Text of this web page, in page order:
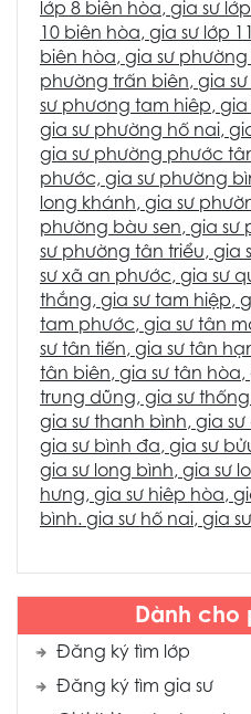
Dành cho
Đăng ký tìm lớp
Đăng ký tìm gia sư
lớp 8 biên hòa, gia sư
10 biên hòa, gia sư lớp
biên hòa, gia sư
phường trấn biên, gia
sư phương tam hiêp, gia
gia sư phường hố nai,
gia sư phường phước
phước, gia sư phường
long khánh, gia sư
phường bàu sen, gia sư
sư phường tân triểu, gia
sư xã an phước, gia sư
thắng, gia sư tam hiệp,
tam phước, gia sư tân
sư tân tiến, gia sư tân
tân biên, gia sư tân hòa,
trung dũng, gia sư
gia sư thanh bình, gia sư
gia sư bình đa, gia sư
gia sư long bình, gia sư
hưng, gia sư hiêp hòa,
bình. gia sư hố nai, gia